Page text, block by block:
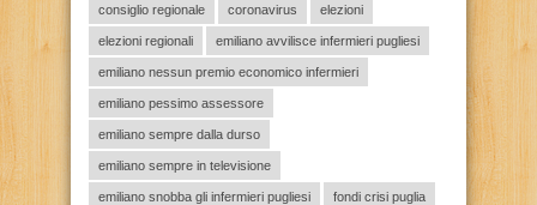
consiglio regionale coronavirus elezioni
elezioni regionali emiliano avvilisce infermieri pugliesi
emiliano nessun premio economico infermieri
emiliano pessimo assessore
emiliano sempre dalla durso
emiliano sempre in televisione
emiliano snobba gli infermieri pugliesi fondi crisi puglia